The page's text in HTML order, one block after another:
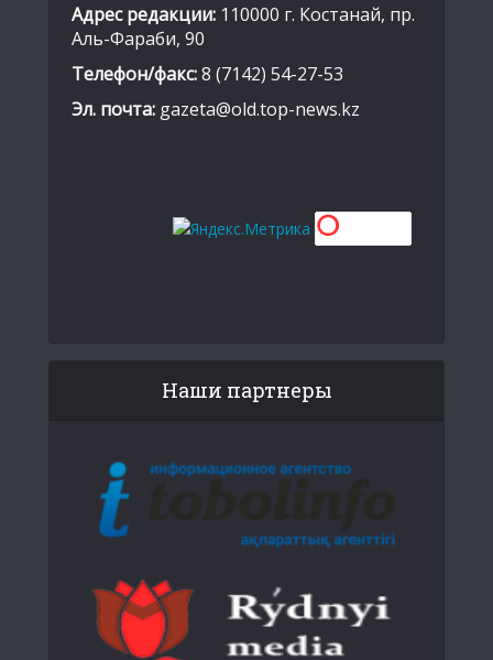
Адрес редакции: 110000 г. Костанай, пр.
Аль-Фараби, 90
Телефон/факс:8 (7142) 54-27-53
Эл. почта: gazeta@old.top-news.kz
Наши партнеры